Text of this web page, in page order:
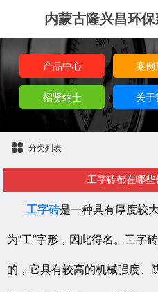
内蒙古隆兴昌环
产品中心 案例
招贤纳士 关于
分类列表
工字砖都在哪些
工字砖是一种具有厚度较
为“工”字形，因此得名。工字
的，它具有较高的机械强度、